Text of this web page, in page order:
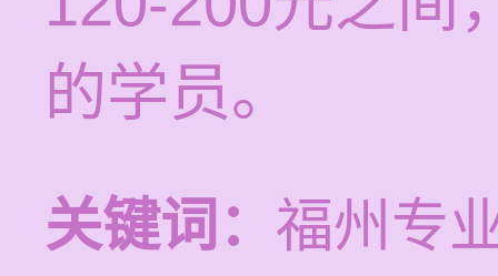
的学员。
关键词： 福州专